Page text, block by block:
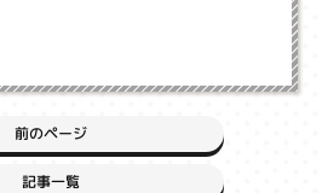
前のページ
記事一覧